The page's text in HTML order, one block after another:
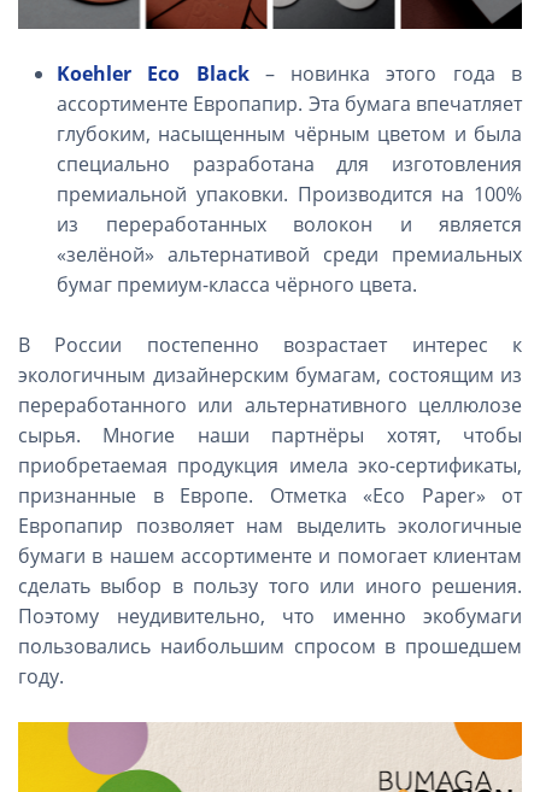
Koehler Eco Black– новинка этого года в
ассортименте Европапир. Эта бумага впечатляет
глубоким, насыщенным чёрным цветом и была
специально разработана для изготовления
премиальной упаковки. Производится на 100%
из переработанных волокон и является
«зелёной» альтернативой среди премиальных
бумаг премиум-класса чёрного цвета.
В России постепенно возрастает интерес к
экологичным дизайнерским бумагам, состоящим из
переработанного или альтернативного целлюлозе
сырья. Многие наши партнёры хотят, чтобы
приобретаемая продукция имела эко-сертификаты,
признанные в Европе. Отметка «Eco Paper» от
Европапир позволяет нам выделить экологичные
бумаги в нашем ассортименте и помогает клиентам
сделать выбор в пользу того или иного решения.
Поэтому неудивительно, что именно экобумаги
пользовались наибольшим спросом в прошедшем
году.